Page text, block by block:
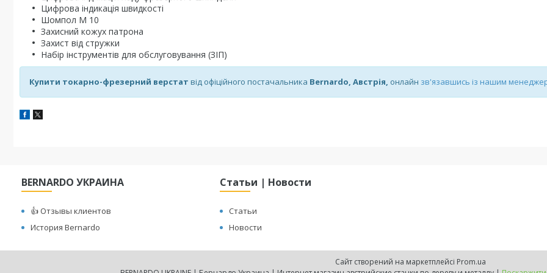
Цифрова індикація швидкості
Шомпол M 10
Захисний кожух патрона
Захист від стружки
Набір інструментів для обслуговування (ЗІП)
Купити токарно-фрезерний верстат від офіційного постачальника Bernardo, Австрія, онлайн зв'язавшись із нашим
BERNARDO УКРАИНА
👍 Отзывы клиентов
История Bernardo
Статьи | Новости
Статьи
Новости
Сайт створений на маркетплейсі Prom.ua